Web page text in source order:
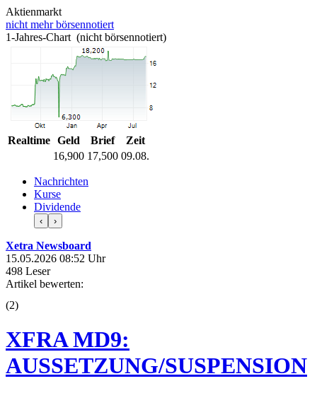
Aktienmarkt
nicht mehr börsennotiert
1-Jahres-Chart (nicht börsennotiert)
Realtime Geld Brief
Zeit
16,900 17,500 09.08.
Nachrichten
Kurse
Dividende
‹ ›
Xetra Newsboard
15.05.2026 08:52 Uhr
498 Leser
Artikel bewerten:
(2)
XFRA MD9:
AUSSETZUNG/SUSPENSION